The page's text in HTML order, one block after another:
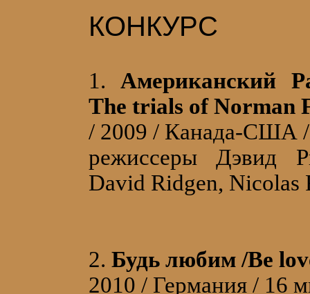
КОНКУРС
1.Американский
The trials of Norman
/ 2009 / Канада-США /
режиссеры Дэвид
David Ridgen, Nicolas
2. Будь любим /Be
2010 / Германия / 16